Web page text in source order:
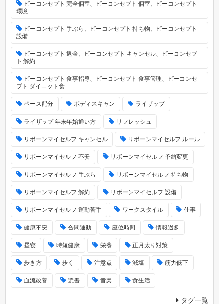
ビーコンセプト 完全個室、ビーコンセプト 個室、ビーコンセプト
環境
ビーコンセプト 手ぶら、ビーコンセプト 持ち物、ビーコンセプト
設備
ビーコンセプト 返金、ビーコンセプト キャンセル、ビーコンセプ
ト 解約
ビーコンセプト 食事指導、ビーコンセプト 食事管理、ビーコンセ
プト ダイエット食
ペース配分 ボディスキャン ライザップ
ライザップ 年末年始通い方 リフレッシュ
リボーンマイセルフ キャンセル リボーンマイセルフ ルール
リボーンマイセルフ 不安 リボーンマイセルフ 予約変更
リボーンマイセルフ 手ぶら リボーンマイセルフ 持ち物
リボーンマイセルフ 解約 リボーンマイセルフ 設備
リボーンマイセルフ 運動苦手 ワークスタイル 仕事
健康不安 合間運動 座位時間 情報過多
昼寝 時短健康 栄養 正月太り対策
歩き方 歩く 注意点 減塩 筋力低下
血流改善 読書 音楽 食生活
タグ一覧